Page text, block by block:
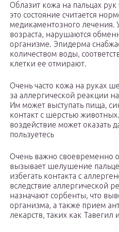
Облазит кожа на пальцах
это состояние считается
медикаментозного лечения.
возраста, нарушаются
организме. Эпидерма
количеством воды,
клетки ее отмирают.
Очень часто кожа на руках
за аллергической реакции
Им может выступать пища,
контакт с шерстью
воздействие может оказать
пользуетесь
Очень важно своевременно
вызывает шелушение
избегать контакта с
вследствие аллергической
назначают сорбенты, что
организма, а также прием
лекарств, таких как Тавегил